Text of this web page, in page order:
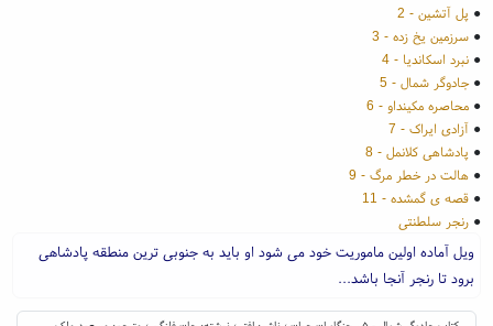
● پل آتشین - 2
●سرزمین یخ زده - 3
●نبرد اسکاندیا - 4
●جادوگر شمال - 5
●محاصره مکینداو - 6
●آزادی ایراک - 7
● پادشاهی کلانمل - 8
●هالت در خطر مرگ - 9
●قصه ی گمشده - 11
●رنجر سلطنتی
ویل آماده اولین ماموریت خود می شود او باید به جنوبی ترین منطقه پادشاهی
برود تا رنجر آنجا باشد...